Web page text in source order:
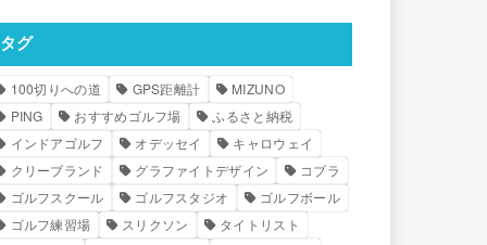
タグ
100切りへの道 GPS距離計
MIZUNO
PING
おすすめゴルフ場
ふるさと納税
インドアゴルフ
オデッセイ
キャロウェイ
クリーブランド
グラファイトデザイン
コブラ
ゴルフスクール
ゴルフスタジオ
ゴルフボール
ゴルフ練習場
スリクソン
タイトリスト